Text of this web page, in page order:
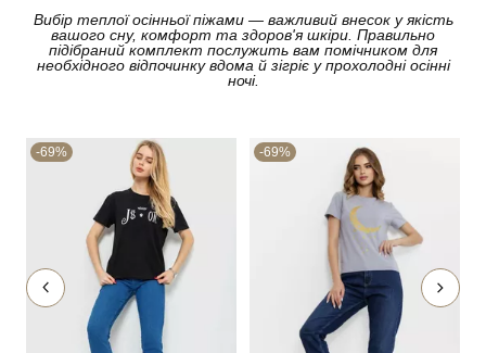
Вибір теплої осінньої піжами — важливий внесок у якість
вашого сну, комфорт та здоров'я шкіри. Правильно
підібраний комплект послужить вам помічником для
необхідного відпочинку вдома й зігріє у прохолодні осінні
ночі.
-69% -69%